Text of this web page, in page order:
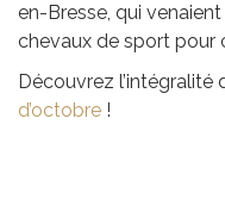
en-Bresse, qui venaient
chevaux de sport pour
Découvrez
d’octobre !